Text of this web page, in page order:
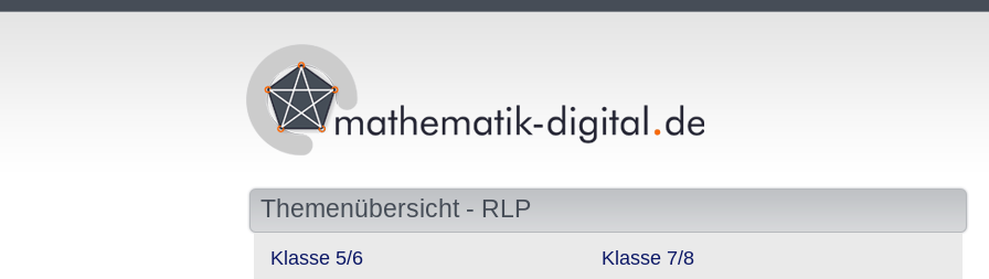
Themenübersicht - RLP
Klasse 5/6 Klasse 7/8